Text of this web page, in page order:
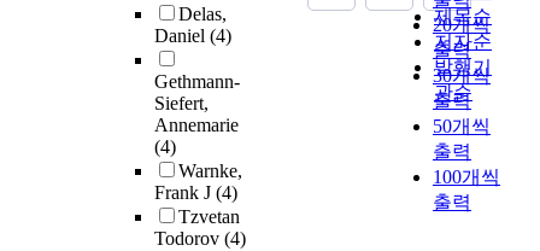
Delas,
Daniel (4)
Gethmann-
Siefert,
Annemarie
(4)
Warnke,
Frank J (4)
Tzvetan
Todorov (4)
제목순
저자순
발행기
관순
20개씩
출력
30개씩
출력
50개씩
출력
100개씩
출력